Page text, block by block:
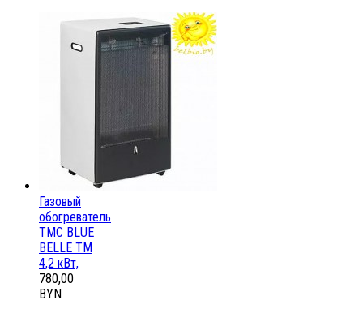
Газовый
обогреватель
ТМС BLUE
BELLE ТМ
4,2 кВт,
780,00
BYN